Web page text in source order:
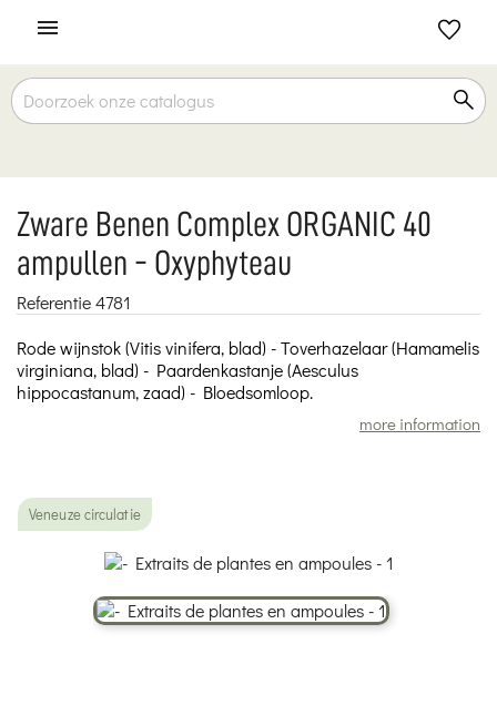

Zware Benen Complex ORGANIC 40
ampullen - Oxyphyteau
Referentie4781
Rode wijnstok (Vitis vinifera, blad) - Toverhazelaar (Hamamelis
virginiana, blad) - Paardenkastanje (Aesculus
hippocastanum, zaad) - Bloedsomloop.
more information
Veneuze circulatie